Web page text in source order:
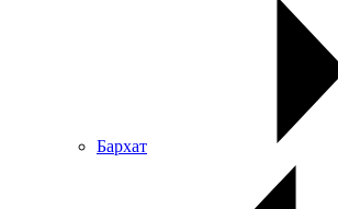
Бархат